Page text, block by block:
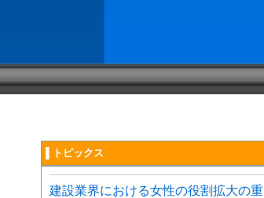
▌トピックス
建設業界における女性の役割拡大の重